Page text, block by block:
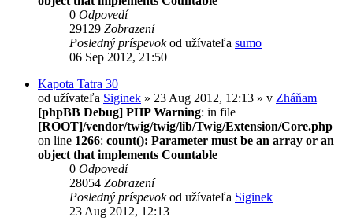
0 Odpovedí
29129 Zobrazení
Posledný príspevokod užívateľa sumo
06 Sep 2012, 21:50
Kapota Tatra 30
od užívateľa Siginek » 23 Aug 2012, 12:13 » v Zháňam
[phpBB Debug] PHP Warning: in file
[ROOT]/vendor/twig/twig/lib/Twig/Extension/Core.php
on line 1266: count(): Parameter must be an array or an
object that implements Countable
0 Odpovedí
28054 Zobrazení
Posledný príspevokod užívateľa Siginek
23 Aug 2012, 12:13